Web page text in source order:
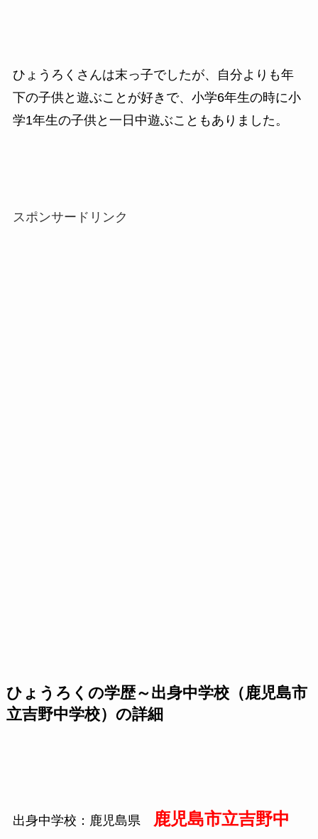
ひょうろくさんは末っ子でしたが、自分よりも年
下の子供と遊ぶことが好きで、小学6年生の時に小
学1年生の子供と一日中遊ぶこともありました。
スポンサードリンク
ひょうろくの学歴～出身中学校（鹿児島市
立吉野中学校）の詳細
出身中学校：鹿児島県
鹿児島市立吉野中